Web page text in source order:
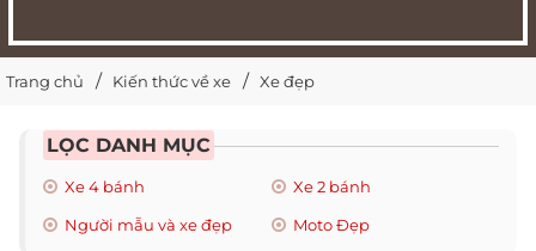
Trang chủ Kiến thức về xe Xe đẹp
LỌC DANH MỤC
Xe 4 bánh
Xe 2 bánh
Người mẫu và xe đẹp
Moto Đẹp